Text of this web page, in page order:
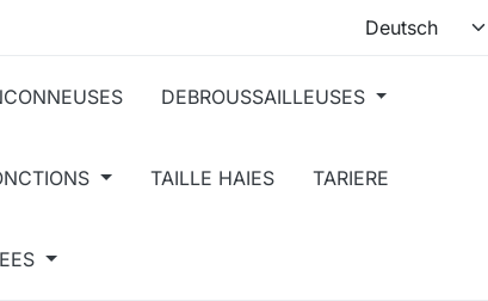
DEBROUSSAILLEUSES
TAILLE HAIES TARIERE